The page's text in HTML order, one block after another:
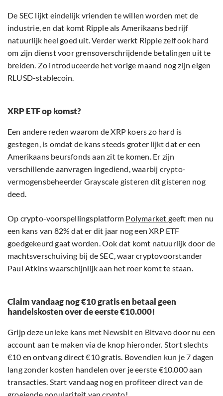
De SEC lijkt eindelijk vrienden te willen worden met de
industrie, en dat komt Ripple als Amerikaans bedrijf
natuurlijk heel goed uit. Verder werkt Ripple zelf ook hard
om zijn dienst voor grensoverschrijdende betalingen uit te
breiden. Zo introduceerde het vorige maand nog zijn eigen
RLUSD-stablecoin.
XRP ETF op komst?
Een andere reden waarom de XRP koers zo hard is
gestegen, is omdat de kans steeds groter lijkt dat er een
Amerikaans beursfonds aan zit te komen. Er zijn
verschillende aanvragen ingediend, waarbij crypto-
vermogensbeheerder Grayscale gisteren dit gisteren nog
deed.
Op crypto-voorspellingsplatform Polymarket geeft men nu
een kans van 82% dat er dit jaar nog een XRP ETF
goedgekeurd gaat worden. Ook dat komt natuurlijk door de
machtsverschuiving bij de SEC, waar cryptovoorstander
Paul Atkins waarschijnlijk aan het roer komt te staan.
Claim vandaag nog €10 gratis en betaal geen
handelskosten over de eerste €10.000!
Grijp deze unieke kans met Newsbit en Bitvavo door nu een
account aan te maken via de knop hieronder. Stort slechts
€10 en ontvang direct €10 gratis. Bovendien kun je 7 dagen
lang zonder kosten handelen over je eerste €10.000 aan
transacties. Start vandaag nog en profiteer direct van de